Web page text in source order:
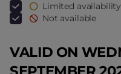
Limited availability
Not available
VALID ON